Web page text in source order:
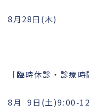
8月28日(木)
［臨時休診・診療時
8月 9日(土)9:00-